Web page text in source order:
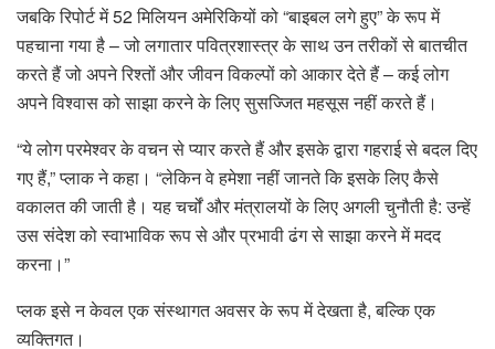
जबकि रिपोर्ट में 52 मिलियन अमेरिकियों को “बाइबल लगे हुए” के रूप में
पहचाना गया है – जो लगातार पवित्रशास्त्र के साथ उन तरीकों से बातचीत
करते हैं जो अपने रिश्तों और जीवन विकल्पों को आकार देते हैं – कई लोग
अपने विश्वास को साझा करने के लिए सुसज्जित महसूस नहीं करते हैं।
“ये लोग परमेश्वर के वचन से प्यार करते हैं और इसके द्वारा गहराई से बदल दिए
गए हैं,” प्लाक ने कहा। “लेकिन वे हमेशा नहीं जानते कि इसके लिए कैसे
वकालत की जाती है। यह चर्चों और मंत्रालयों के लिए अगली चुनौती है: उन्हें
उस संदेश को स्वाभाविक रूप से और प्रभावी ढंग से साझा करने में मदद
करना।”
प्लक इसे न केवल एक संस्थागत अवसर के रूप में देखता है, बल्कि एक
व्यक्तिगत।